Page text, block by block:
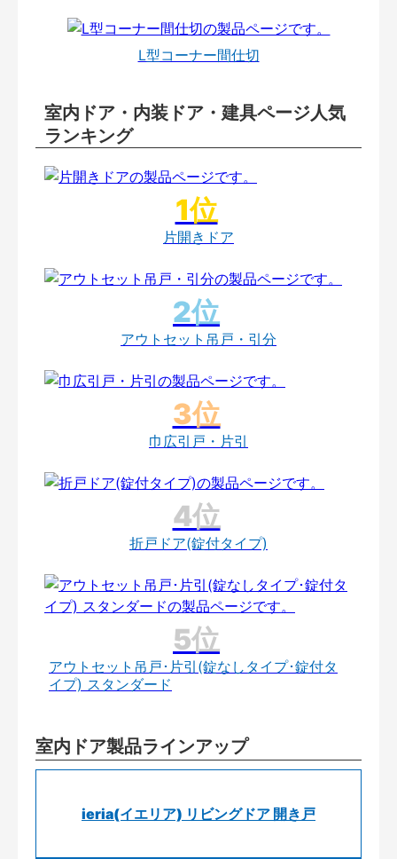
L型コーナー間仕切
室内ドア・内装ドア・建具ページ人気
ランキング
片開きドア
アウトセット吊戸・引分
巾広引戸・片引
折戸ドア(錠付タイプ)
アウトセット吊戸･片引(錠なしタイプ･錠付タ
イプ) スタンダード
室内ドア製品ラインアップ
ieria(イエリア) リビングドア 開き戸